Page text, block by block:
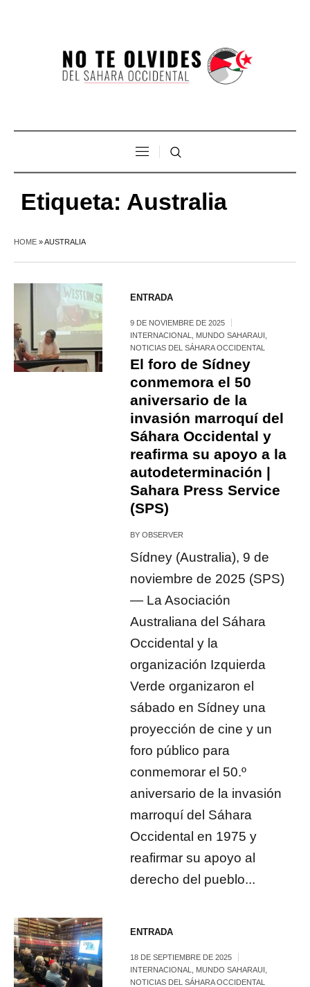
Etiqueta: Australia
HOME »AUSTRALIA
ENTRADA
9 DE NOVIEMBRE DE 2025
INTERNACIONAL
MUNDO SAHARAUI
NOTICIAS DEL SÁHARA OCCIDENTAL
El foro de Sídney
conmemora el 50
aniversario de la
invasión marroquí del
Sáhara Occidental y
reafirma su apoyo a la
autodeterminación |
Sahara Press Service
(SPS)
BYOBSERVER
Sídney (Australia), 9 de
noviembre de 2025 (SPS)
— La Asociación
Australiana del Sáhara
Occidental y la
organización Izquierda
Verde organizaron el
sábado en Sídney una
proyección de cine y un
foro público para
conmemorar el 50.º
aniversario de la invasión
marroquí del Sáhara
Occidental en 1975 y
reafirmar su apoyo al
derecho del pueblo...
ENTRADA
18 DE SEPTIEMBRE DE 2025
INTERNACIONAL
MUNDO SAHARAUI
NOTICIAS DEL SÁHARA OCCIDENTAL